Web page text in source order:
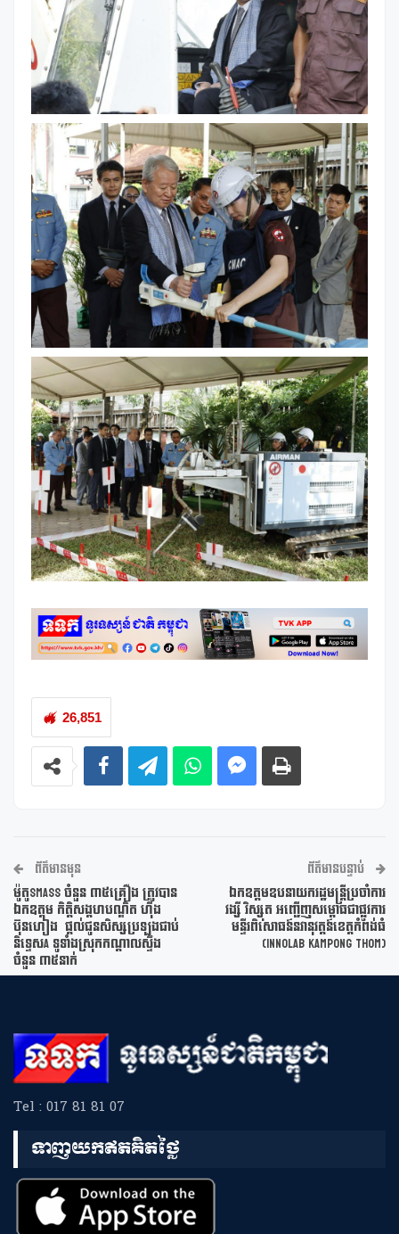
26,851
ព័ត៌មានមុន
ម៉ូតូSmass ចំនួន ៣៥គ្រឿង ត្រូវបាន
ឯកឧត្តម កិត្តិសង្គហបណ្ឌិត ហ៊ីង
ប៊ុនហៀង ផ្តល់ជូនសិស្សប្រឡងជាប់
និទ្ទេសA ទូទាំងស្រុកកណ្តាលស្ទឹង
ចំនួន ៣៥នាក់
ព័ត៌មានបន្ទាប់
ឯកឧត្ដមឧបនាយករដ្ឋមន្រ្តីប្រចាំការ
វង្សី វិស្សុត អញ្ជើញសម្ពោធជាផ្លូវការ
មន្ទីរពិសោធន៍នវានុវត្តន៍ខេត្តកំពង់ធំ
(InnoLab Kampong Thom)
Tel : 017 81 81 07
ទាញយកឥតគិតថ្លៃ